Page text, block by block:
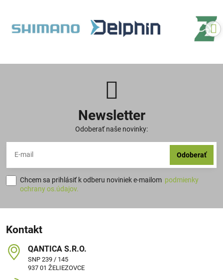
Newsletter
Odoberať naše novinky:
Odoberať
Chcem sa prihlásiť k odberu noviniek e-mailom podmienky
ochrany os.údajov.
Kontakt
QANTICA S​.R​.O​.
SNP 239 / 145
937 01 ŽELIEZOVCE